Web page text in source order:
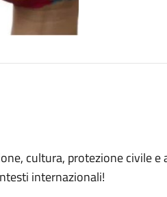
cultura, protezione civile e
internazionali!